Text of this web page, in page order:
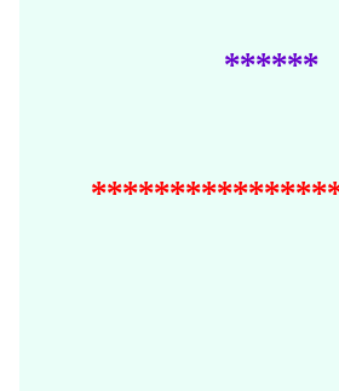
******